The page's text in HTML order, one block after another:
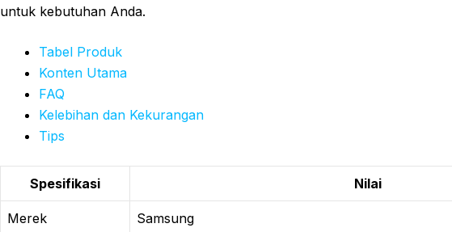
untuk kebutuhan Anda.
Tabel Produk
Konten Utama
FAQ
Kelebihan dan Kekurangan
Tips
Spesifikasi Nilai
Merek Samsung